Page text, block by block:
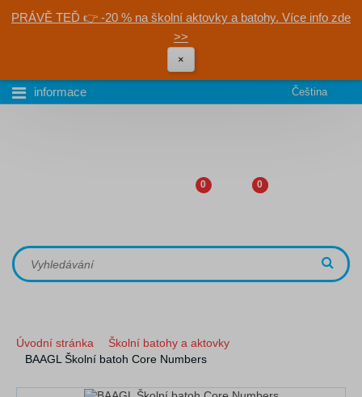
PRÁVĚ TEĎ 👉 -20 % na školní aktovky a batohy. Více info zde
>>
×
informace Čeština
0 0
Úvodní stránka
Školní batohy a aktovky
BAAGL Školní batoh Core Numbers